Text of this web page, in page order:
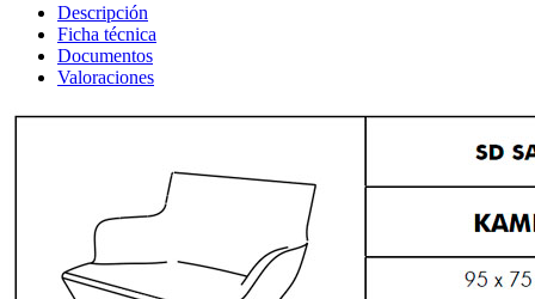
Descripción
Ficha técnica
Documentos
Valoraciones